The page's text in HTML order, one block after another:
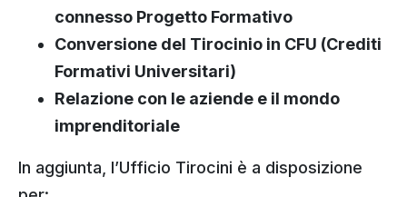
connesso Progetto Formativo
Conversione del Tirocinio in CFU (Crediti
Formativi Universitari)
Relazione con le aziende e il mondo
imprenditoriale
In aggiunta, l’Ufficio Tirocini è a disposizione